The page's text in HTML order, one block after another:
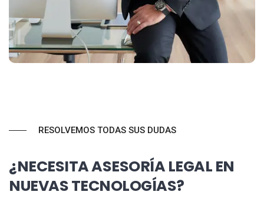
RESOLVEMOS TODAS SUS DUDAS
¿NECESITA ASESORÍA LEGAL EN
NUEVAS TECNOLOGÍAS?